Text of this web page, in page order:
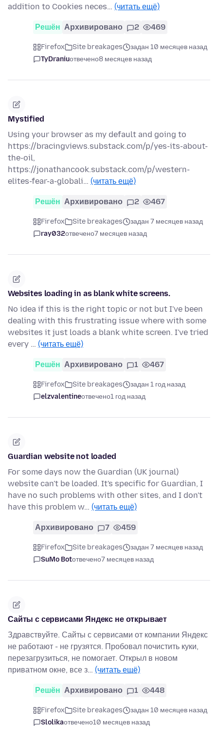
addition to Cookies neces… (читать ещё)
Решён Архивировано 2 469
Firefox Site breakages
задан 10 месяцев назад
TyDraniuотвечено8 месяцев назад
Mystified
Using your browser as my default and going to
https://bracingviews.substack.com/p/yes-its-about-
the-oil,
https://jonathancook.substack.com/p/western-
elites-fear-a-globali… (читать ещё)
Решён Архивировано 2 467
Firefox Site breakages
задан 7 месяцев назад
ray032отвечено7 месяцев назад
Websites loading in as blank white screens.
No idea if this is the right topic or not but I've been
dealing with this frustrating issue where with some
websites it just loads a blank white screen. I've tried
every … (читать ещё)
Решён Архивировано 1 467
Firefox Site breakages
задан 1 год назад
elzvalentineотвечено1 год назад
Guardian website not loaded
For some days now the Guardian (UK journal)
website can't be loaded. It's specific for Guardian, I
have no such problems with other sites, and I don't
have this problem w… (читать ещё)
Архивировано 7 459
Firefox Site breakages
задан 7 месяцев назад
SuMo Botотвечено7 месяцев назад
Сайты с сервисами Яндекс не открывает
Здравствуйте. Сайты с сервисами от компании Яндекс
не работают - не грузятся. Пробовал почистить куки,
перезагрузиться, не помогает. Открыл в новом
приватном окне, все з… (читать ещё)
Решён Архивировано 1 448
Firefox Site breakages
задан 10 месяцев назад
Slolikaотвечено10 месяцев назад